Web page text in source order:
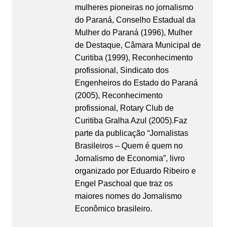
mulheres pioneiras no jornalismo
do Paraná, Conselho Estadual da
Mulher do Paraná (1996), Mulher
de Destaque, Câmara Municipal de
Curitiba (1999), Reconhecimento
profissional, Sindicato dos
Engenheiros do Estado do Paraná
(2005), Reconhecimento
profissional, Rotary Club de
Curitiba Gralha Azul (2005).Faz
parte da publicação “Jornalistas
Brasileiros – Quem é quem no
Jornalismo de Economia”, livro
organizado por Eduardo Ribeiro e
Engel Paschoal que traz os
maiores nomes do Jornalismo
Econômico brasileiro.